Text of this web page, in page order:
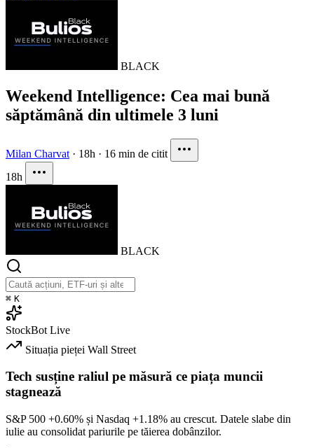
BLACK
Weekend Intelligence: Cea mai bună
săptămână din ultimele 3 luni
Milan Charvat · 18h · 16 min de citit
18h
BLACK
⌘ K
StockBot Live
Situația pieței Wall Street
Tech susține raliul pe măsură ce piața muncii
stagnează
S&P 500 +0.60% și Nasdaq +1.18% au crescut. Datele slabe din
iulie au consolidat pariurile pe tăierea dobânzilor.